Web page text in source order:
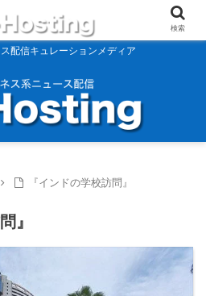
配信キュレーションメディア
『インドの学校訪問』
』
検索